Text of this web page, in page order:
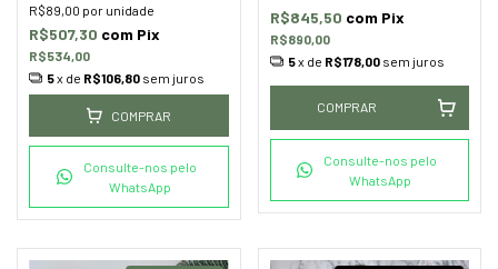
R$89,00 por unidade
R$534,00
R$507,30 com Pix
5x de R$106,80 sem juros
COMPRAR
Consulte-nos pelo
WhatsApp
R$890,00
R$845,50 com Pix
5x de R$178,00 sem juros
COMPRAR
Consulte-nos pelo
WhatsApp